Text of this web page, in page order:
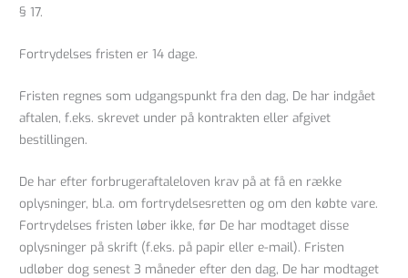
§ 17.
Fortrydelses fristen er 14 dage.
Fristen regnes som udgangspunkt fra den dag, De har indgået
aftalen, f.eks. skrevet under på kontrakten eller afgivet
bestillingen.
De har efter forbrugeraftaleloven krav på at få en række
oplysninger, bl.a. om fortrydelsesretten og om den købte vare.
Fortrydelses fristen løber ikke, før De har modtaget disse
oplysninger på skrift (f.eks. på papir eller e-mail). Fristen
udløber dog senest 3 måneder efter den dag, De har modtaget